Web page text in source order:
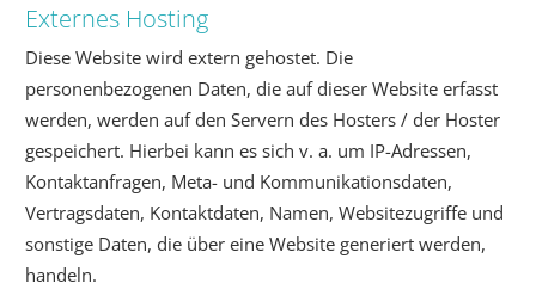
Externes Hosting
Diese Website wird extern gehostet. Die
personenbezogenen Daten, die auf dieser Website erfasst
werden, werden auf den Servern des Hosters / der Hoster
gespeichert. Hierbei kann es sich v. a. um IP-Adressen,
Kontaktanfragen, Meta- und Kommunikationsdaten,
Vertragsdaten, Kontaktdaten, Namen, Websitezugriffe und
sonstige Daten, die über eine Website generiert werden,
handeln.